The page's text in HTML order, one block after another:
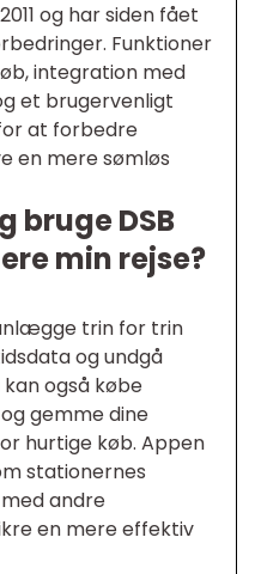
og har siden fået
Funktioner
integration med
et brugervenligt
at forbedre
en mere sømløs
bruge DSB
min rejse?
trin for trin
og undgå
også købe
gemme dine
hurtige køb. Appen
stationernes
andre
en mere effektiv